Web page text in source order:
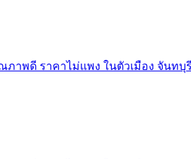
พดี ราคาไม่แพง ในตัวเมือง จันทบุรี